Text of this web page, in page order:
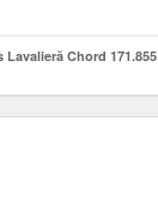
Chord 171.855